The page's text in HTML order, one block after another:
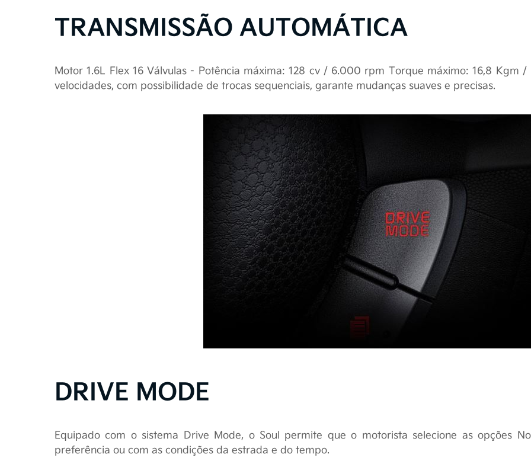
TRANSMISSÃO AUTOMÁTICA
Motor 1.6L Flex 16 Válvulas - Potência máxima: 128 cv / 6.000 rpm Torque máximo: 16,8 Kgm
velocidades, com possibilidade de trocas sequenciais, garante mudanças suaves e precisas.
DRIVE MODE
Equipado com o sistema Drive Mode, o Soul permite que o motorista selecione as opções
preferência ou com as condições da estrada e do tempo.